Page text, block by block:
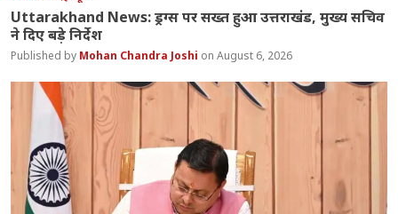
Uttarakhand News: ड्रग्स पर सख्त हुआ उत्तराखंड, मुख्य सचिव
ने दिए बड़े निर्देश
Mohan Chandra Joshi August 6, 2026